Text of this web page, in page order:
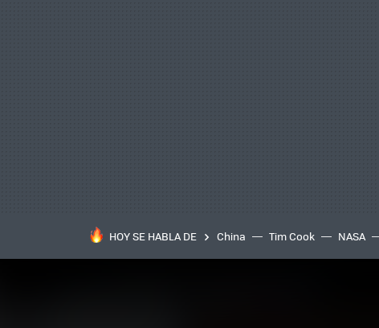
HOY SE HABLA DE China Tim Cook NASA